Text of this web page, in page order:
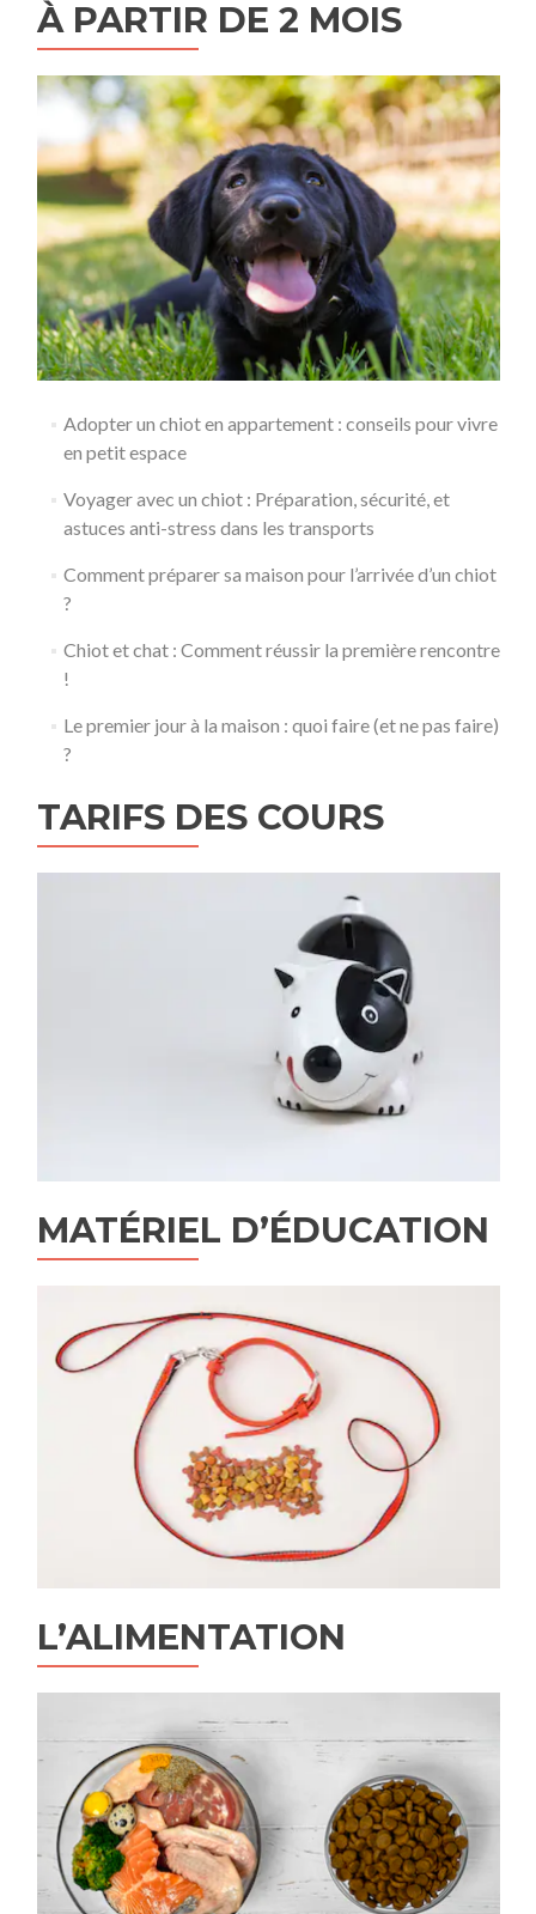
À PARTIR DE 2 MOIS
Adopter un chiot en appartement : conseils pour vivre
en petit espace
Voyager avec un chiot : Préparation, sécurité, et
astuces anti-stress dans les transports
Comment préparer sa maison pour l’arrivée d’un chiot
?
Chiot et chat : Comment réussir la première rencontre
!
Le premier jour à la maison : quoi faire (et ne pas faire)
?
TARIFS DES COURS
MATÉRIEL D’ÉDUCATION
L’ALIMENTATION